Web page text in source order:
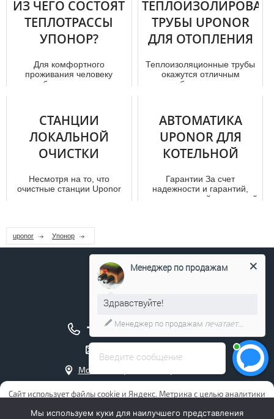
ИЗ ЧЕГО СОСТОЯТ
ТЕПЛОТРАССЫ
УПОНОР?
Для комфортного
проживания человеку
необходимо тепло в
ТРУБЫ UPONOR
ДЛЯ ОТОПЛЕНИЯ
Теплоизоляционные тpубы
окажутся отличным
приобретением для
СТАНЦИИ
ЛОКАЛЬНОЙ
ОЧИСТКИ
Несмотря на то, что
очистные станции Uponor
АВТОМАТИКА
UPONOR ДЛЯ
КОТЕЛЬНОЙ
Гарантии За счет
надежности и гарантий,
представляемой компанией
uponor Упонор
+7 (495) 211-17-04
Москва, Чермянский проезд, д. 7
Интернет магазин Упонор
Сайт использует файлы cookie и Яндекс. Метрика с целью аналитики
использовать сайт, Вы даете ООО “ОВ” (ОГРН 1177746064649)
Мы используем куки для наилучшего представления
Введите сообщение
Менеджер по продажам
Здравствуйте!
Менеджер по продажам печатает...